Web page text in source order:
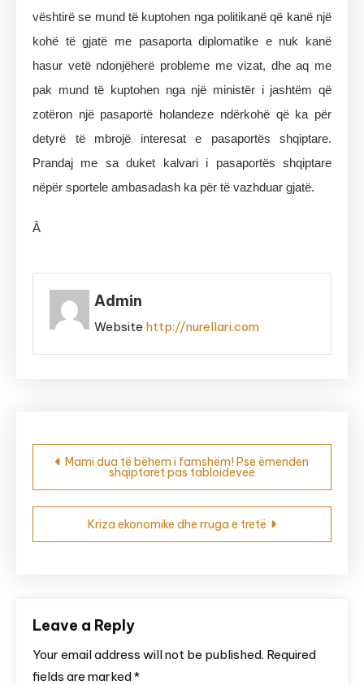
vështirë se mund të kuptohen nga politikanë që kanë një
kohë të gjatë me pasaporta diplomatike e nuk kanë
hasur vetë ndonjëherë probleme me vizat, dhe aq me
pak mund të kuptohen nga një ministër i jashtëm që
zotëron një pasaportë holandeze ndërkohë që ka për
detyrë të mbrojë interesat e pasaportës shqiptare.
Prandaj me sa duket kalvari i pasaportës shqiptare
nëpër sportele ambasadash ka për të vazhduar gjatë.
Â
Admin
Website http://nurellari.com
Post
navigation
Mami dua të bëhem i famshëm! Pse ëmenden
shqiptarët pas tabloideveë
Kriza ekonomike dhe rruga e tretë
Leave a Reply
Your email address will not be published. Required
fields are marked*